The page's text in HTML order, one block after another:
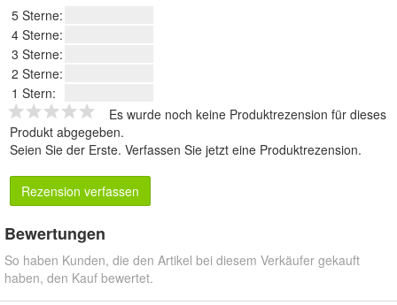
5 Sterne:
4 Sterne:
3 Sterne:
2 Sterne:
1 Stern:
Es wurde noch keine Produktrezension für dieses
Produkt abgegeben.
Seien Sie der Erste. Verfassen Sie jetzt eine Produktrezension.
Rezension verfassen
Bewertungen
So haben Kunden, die den Artikel bei diesem Verkäufer gekauft
haben, den Kauf bewertet.